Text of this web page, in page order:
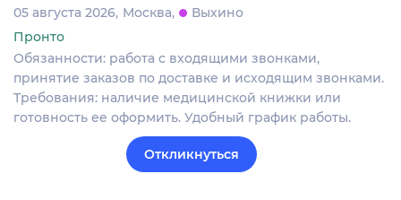
05 августа 2026 Москва
Выхино
Пронто
Обязанности: работа с входящими звонками,
принятие заказов по доставке и исходящим звонками.
Требования: наличие медицинской книжки или
готовность ее оформить. Удобный график работы.
Откликнуться